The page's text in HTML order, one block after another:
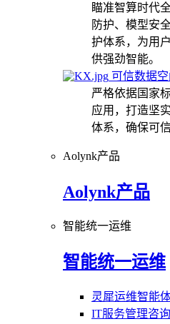
瞄准智算时代
防护、模型安
护体系，为用
供强劲智能。
可信数据
严格依据国家
应用，打造坚
体系，确保可
Aolynk产品
Aolynk产品
智能统一运维
智能统一运维
灵犀运维智能
IT服务管理咨询